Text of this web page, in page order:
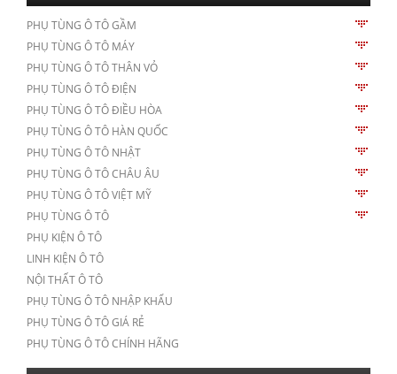
PHỤ TÙNG Ô TÔ GẦM
PHỤ TÙNG Ô TÔ MÁY
PHỤ TÙNG Ô TÔ THÂN VỎ
PHỤ TÙNG Ô TÔ ĐIỆN
PHỤ TÙNG Ô TÔ ĐIỀU HÒA
PHỤ TÙNG Ô TÔ HÀN QUỐC
PHỤ TÙNG Ô TÔ NHẬT
PHỤ TÙNG Ô TÔ CHÂU ÂU
PHỤ TÙNG Ô TÔ VIỆT MỸ
PHỤ TÙNG Ô TÔ
PHỤ KIỆN Ô TÔ
LINH KIỆN Ô TÔ
NỘI THẤT Ô TÔ
PHỤ TÙNG Ô TÔ NHẬP KHẨU
PHỤ TÙNG Ô TÔ GIÁ RẺ
PHỤ TÙNG Ô TÔ CHÍNH HÃNG